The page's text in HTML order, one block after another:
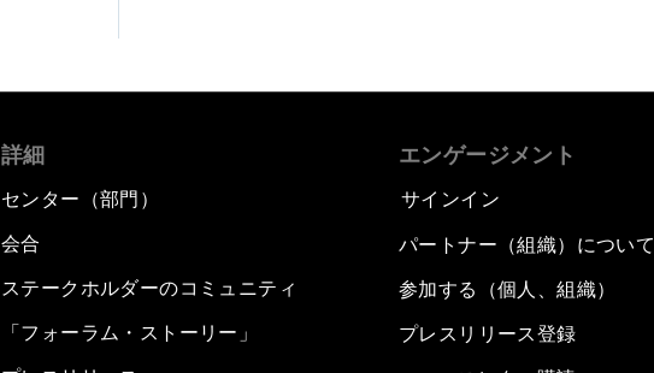
詳細
センター（部門）
会合
ステークホルダーのコミュニティ
「フォーラム・ストーリー」
エンゲージメント
サインイン
パートナー（組織）について
参加する（個人、組織）
プレスリリース登録